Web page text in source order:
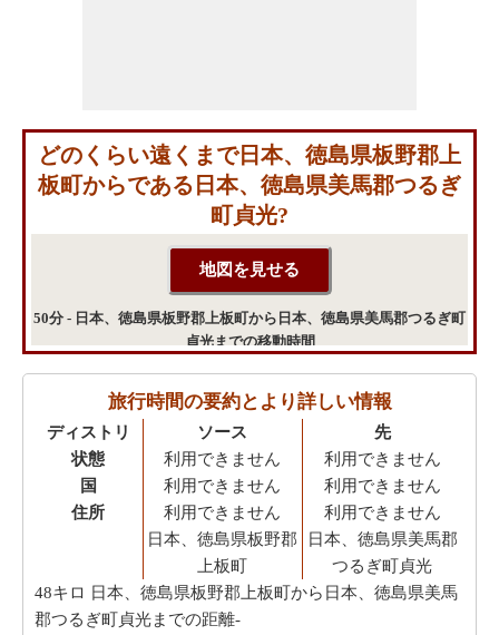
どのくらい遠くまで日本、徳島県板野郡上
板町からである日本、徳島県美馬郡つるぎ
町貞光?
50分 - 日本、徳島県板野郡上板町から日本、徳島県美馬郡つるぎ町
貞光までの移動時間
旅行時間の要約とより詳しい情報
ディストリ
状態
国
住所
ソース
利用できません
利用できません
利用できません
日本、徳島県板野郡
上板町
先
利用できません
利用できません
利用できません
日本、徳島県美馬郡
つるぎ町貞光
48キロ 日本、徳島県板野郡上板町から日本、徳島県美馬
郡つるぎ町貞光までの距離-